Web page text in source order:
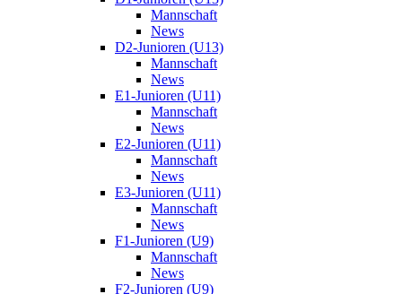
Mannschaft
News
D2-Junioren (U13)
Mannschaft
News
E1-Junioren (U11)
Mannschaft
News
E2-Junioren (U11)
Mannschaft
News
E3-Junioren (U11)
Mannschaft
News
F1-Junioren (U9)
Mannschaft
News
F2-Junioren (U9)